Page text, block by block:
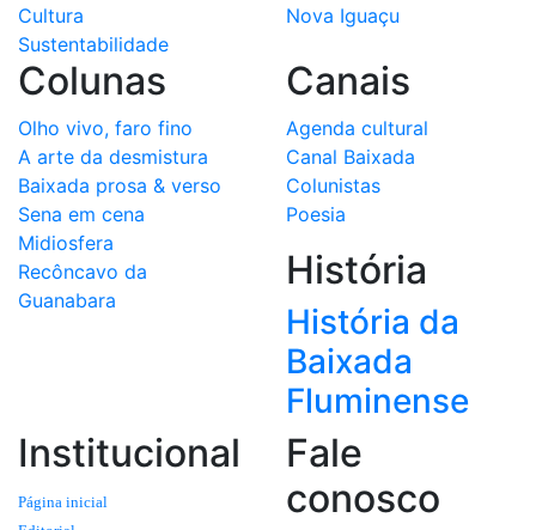
Cultura
Sustentabilidade
Nova Iguaçu
Colunas
Olho vivo, faro fino
A arte da desmistura
Baixada prosa & verso
Sena em cena
Midiosfera
Recôncavo da
Guanabara
Canais
Agenda cultural
Canal Baixada
Colunistas
Poesia
História
História da
Baixada
Fluminense
Institucional
Página inicial
Fale
conosco